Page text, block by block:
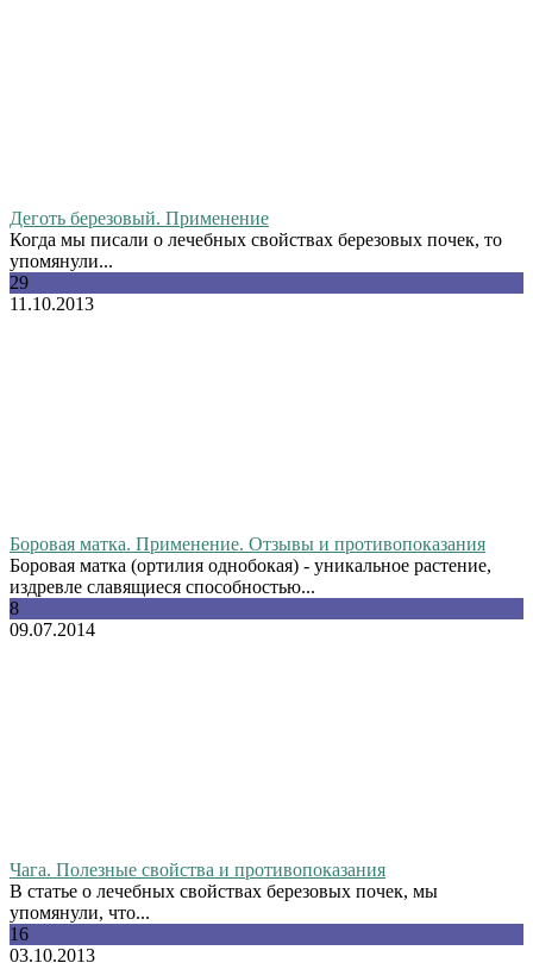
Деготь березовый. Применение
Когда мы писали о лечебных свойствах березовых почек, то
упомянули...
29
11.10.2013
Боровая матка. Применение. Отзывы и противопоказания
Боровая матка (ортилия однобокая) - уникальное растение,
издревле славящиеся способностью...
8
09.07.2014
Чага. Полезные свойства и противопоказания
В статье о лечебных свойствах березовых почек, мы
упомянули, что...
16
03.10.2013